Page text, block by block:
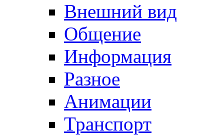
Внешний вид
Общение
Информация
Разное
Анимации
Транспорт